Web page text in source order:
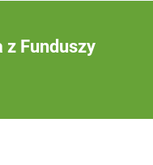
z Funduszy